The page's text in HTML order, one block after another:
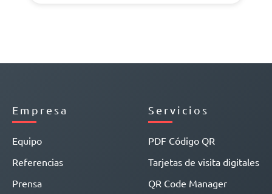
Empresa
Equipo
Referencias
Prensa
Servicios
PDF Código QR
Tarjetas de visita digitales
QR Code Manager